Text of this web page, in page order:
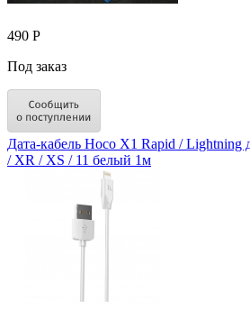
490 Р
Под заказ
Дата-кабель Hoco X1 Rapid / Lightning
/ XR / XS / 11 белый 1м